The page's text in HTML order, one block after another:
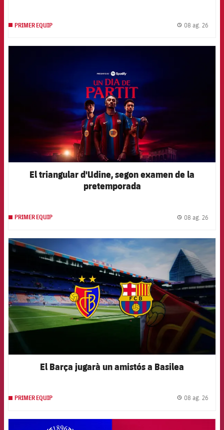
PRIMER EQUIP 08 ag. 26
El triangular d'Udine, segon examen de la
pretemporada
PRIMER EQUIP 08 ag. 26
FCB Barcelona badge
El Barça jugarà un amistós a Basilea
PRIMER EQUIP 08 ag. 26